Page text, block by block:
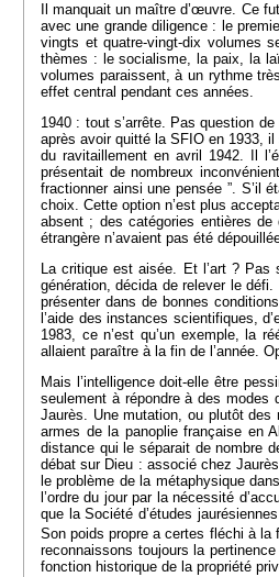
Il manquait un maître d’œuvre. Ce
avec une grande diligence : le
vingts et quatre-vingt-dix volumes
thèmes : le socialisme, la paix, la
volumes paraissent, à un rythme
effet central pendant ces années.
1940 : tout s’arrête. Pas question de
après avoir quitté la SFIO en 1933,
du ravitaillement en avril 1942. Il
présentait de nombreux
fractionner ainsi une pensée ”. S’il
choix. Cette option n’est plus
absent ; des catégories entières
étrangère n’avaient pas été
La critique est aisée. Et l’art ? Pas
génération, décida de relever le
présenter dans de bonnes
l’aide des instances scientifiques,
1983, ce n’est qu’un exemple, la
allaient paraître à la fin de l’année.
Mais l’intelligence doit-elle être
seulement à répondre à des modes
Jaurès. Une mutation, ou plutôt des
armes de la panoplie française en
distance qui le séparait de nombre
débat sur Dieu : associé chez
le problème de la métaphysique
l’ordre du jour par la nécessité
que la Société d’études
Son poids propre a certes fléchi à la
reconnaissons toujours la
fonction historique de la propriété